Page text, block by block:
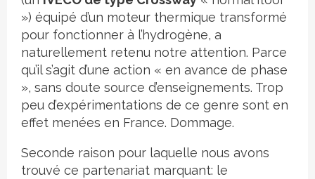
») équipé d’un moteur thermique transformé
pour fonctionner à l’hydrogène, a
naturellement retenu notre attention. Parce
qu’il s’agit d’une action « en avance de phase
», sans doute source d’enseignements. Trop
peu d’expérimentations de ce genre sont en
effet menées en France. Dommage.
Seconde raison pour laquelle nous avons
trouvé ce partenariat marquant: le